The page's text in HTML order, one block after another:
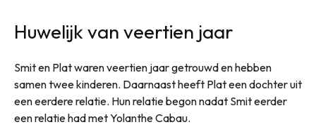
Huwelijk van veertien jaar
Smit en Plat waren veertien jaar getrouwd en hebben
samen twee kinderen. Daarnaast heeft Plat een dochter uit
een eerdere relatie. Hun relatie begon nadat Smit eerder
een relatie had met Yolanthe Cabau.